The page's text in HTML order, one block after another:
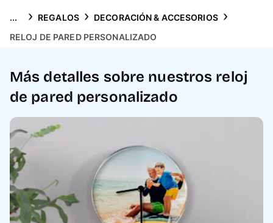
... REGALOS
DECORACIÓN & ACCESORIOS
RELOJ DE PARED PERSONALIZADO
Más detalles sobre nuestros reloj
de pared personalizado